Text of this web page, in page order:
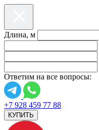
Длина, м
Ответим на все вопросы:
+7 928 459 77 88
КУПИТЬ